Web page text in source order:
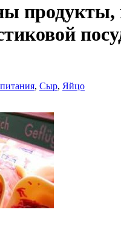
продукты,
, Сыр, Яйцо